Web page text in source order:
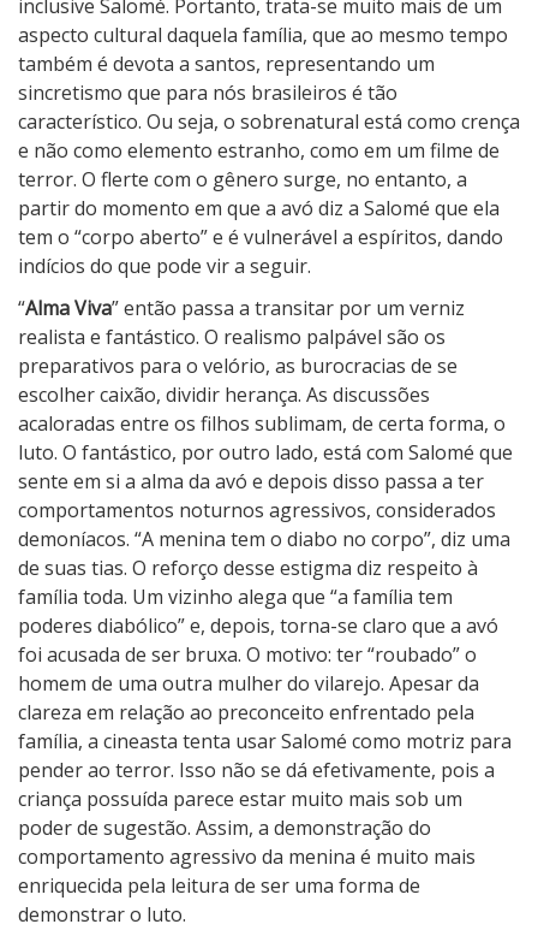
inclusive Salomé. Portanto, trata-se muito mais de um
aspecto cultural daquela família, que ao mesmo tempo
também é devota a santos, representando um
sincretismo que para nós brasileiros é tão
característico. Ou seja, o sobrenatural está como crença
e não como elemento estranho, como em um filme de
terror. O flerte com o gênero surge, no entanto, a
partir do momento em que a avó diz a Salomé que ela
tem o “corpo aberto” e é vulnerável a espíritos, dando
indícios do que pode vir a seguir.
“Alma Viva” então passa a transitar por um verniz
realista e fantástico. O realismo palpável são os
preparativos para o velório, as burocracias de se
escolher caixão, dividir herança. As discussões
acaloradas entre os filhos sublimam, de certa forma, o
luto. O fantástico, por outro lado, está com Salomé que
sente em si a alma da avó e depois disso passa a ter
comportamentos noturnos agressivos, considerados
demoníacos. “A menina tem o diabo no corpo”, diz uma
de suas tias. O reforço desse estigma diz respeito à
família toda. Um vizinho alega que “a família tem
poderes diabólico” e, depois, torna-se claro que a avó
foi acusada de ser bruxa. O motivo: ter “roubado” o
homem de uma outra mulher do vilarejo. Apesar da
clareza em relação ao preconceito enfrentado pela
família, a cineasta tenta usar Salomé como motriz para
pender ao terror. Isso não se dá efetivamente, pois a
criança possuída parece estar muito mais sob um
poder de sugestão. Assim, a demonstração do
comportamento agressivo da menina é muito mais
enriquecida pela leitura de ser uma forma de
demonstrar o luto.